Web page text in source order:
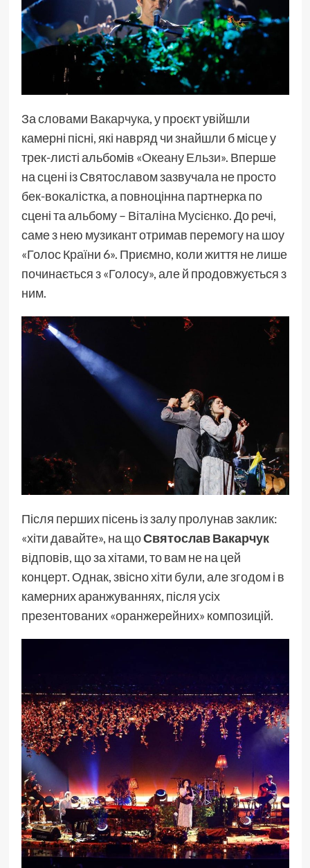
За словами Вакарчука, у проєкт увійшли
камерні пісні, які навряд чи знайшли б місце у
трек-листі альбомів «Океану Ельзи». Вперше
на сцені із Святославом зазвучала не просто
бек-вокалістка, а повноцінна партнерка по
сцені та альбому – Віталіна Мусієнко. До речі,
саме з нею музикант отримав перемогу на шоу
«Голос Країни 6». Приємно, коли життя не лише
починається з «Голосу», але й продовжується з
ним.
Після перших пісень із залу пролунав заклик:
«хіти давайте», на щоСвятослав Вакарчук
відповів, що за хітами, то вам не на цей
концерт. Однак, звісно хіти були, але згодом і в
камерних аранжуваннях, після усіх
презентованих «оранжерейних» композицій.